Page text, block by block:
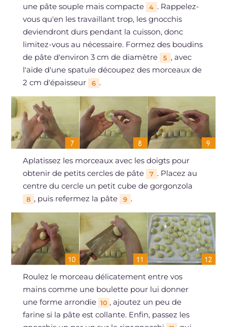
une pâte souple mais compacte 4 . Rappelez-
vous qu'en les travaillant trop, les gnocchis
deviendront durs pendant la cuisson, donc
limitez-vous au nécessaire. Formez des boudins
de pâte d'environ 3 cm de diamètre
5 , avec
l'aide d'une spatule découpez des morceaux de
2 cm d'épaisseur
6 .
Aplatissez les morceaux avec les doigts pour
obtenir de petits cercles de pâte
7 . Placez au
centre du cercle un petit cube de gorgonzola
8 , puis refermez la pâte 9 .
Roulez le morceau délicatement entre vos
mains comme une boulette pour lui donner
une forme arrondie 10 , ajoutez un peu de
farine si la pâte est collante. Enfin, passez les